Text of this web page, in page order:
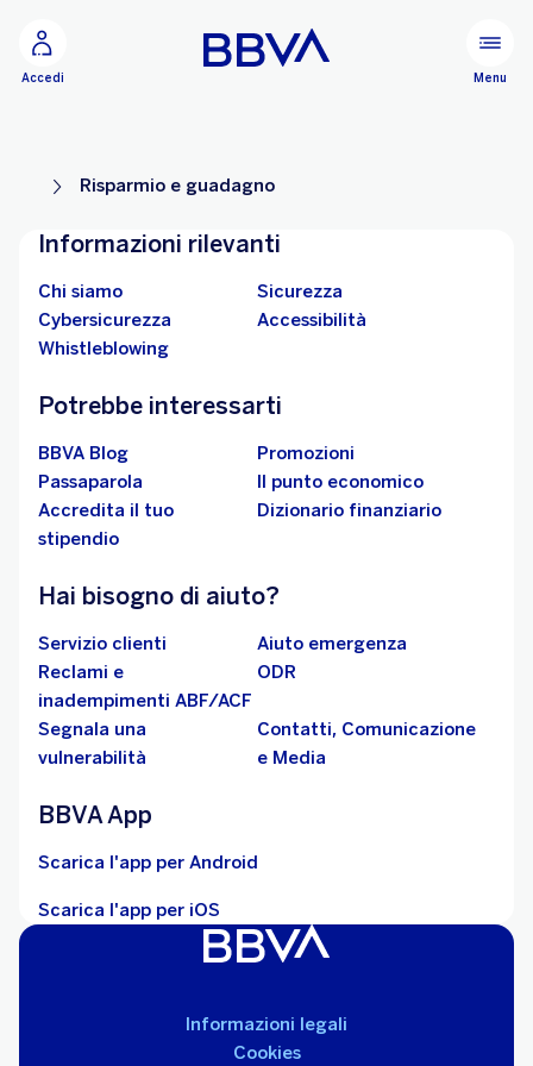
Configurare
Accedi Menu
Risparmio e guadagno
Informazioni rilevanti
Chi siamo
Sicurezza
Cybersicurezza
Accessibilità
Whistleblowing
Potrebbe interessarti
BBVA Blog
Promozioni
Passaparola
Il punto economico
Accredita il tuo
stipendio
Dizionario finanziario
Hai bisogno di aiuto?
Servizio clienti
Aiuto emergenza
Reclami e
inadempimenti ABF/ACF
ODR
Segnala una
vulnerabilità
Contatti, Comunicazione
e Media
BBVA App
Scarica l'app per Android
Scarica l'app per iOS
Informazioni legali
Cookies